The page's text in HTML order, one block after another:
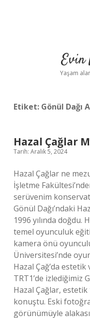
Evin
Yaşam
Etiket: Gönül
Hazal Çağlar
Tarih: Aralık 5, 2024
Hazal Çağlar ne
İşletme
serüvenim
Gönül Dağı’ndaki
1996 yılında doğdu.
temel oyunculuk
kamera önü
Üniversitesi’nde
Hazal Çağ’da estetik
TRT1’de izlediğimiz
Hazal Çağlar,
konuştu. Eski
görünümüyle